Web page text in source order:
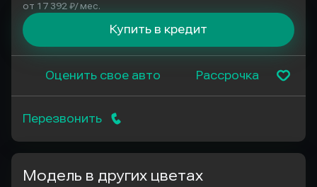
от 17 392 ₽/ мес.
Купить в кредит
Оценить свое авто Рассрочка
Перезвонить
Модель в других цветах